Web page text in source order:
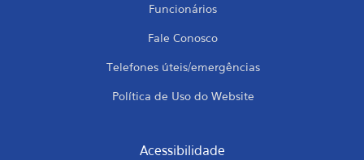
Funcionários
Fale Conosco
Telefones úteis/emergências
Política de Uso do Website
Acessibilidade